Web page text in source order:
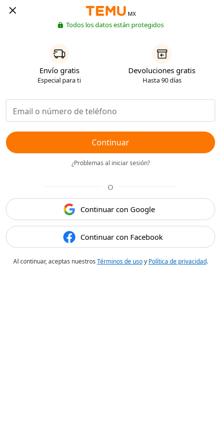
MX
Todos los datos están protegidos
Envío gratis
Especial para ti
Devoluciones gratis
Hasta 90 días
Continuar
¿Problemas al iniciar sesión?
O
Continuar con Google
Continuar con Facebook
Al continuar, aceptas nuestros Términos de usoy Política de privacidad.